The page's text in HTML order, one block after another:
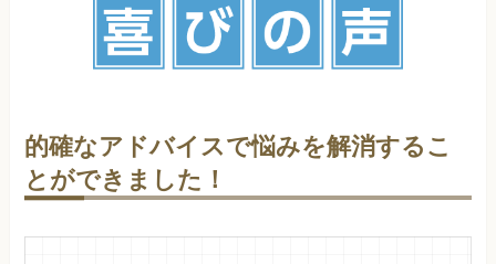
的確なアドバイスで悩みを解消するこ
とができました！